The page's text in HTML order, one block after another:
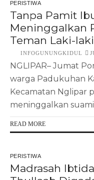
PERISTIWA
Tanpa Pamit
Meninggalkan
Teman Laki-
INFOGUNUNGKIDUL
NGLIPAR– Jumat
warga Padukuhan
Kecamatan Nglipar
meninggalkan suami
READ MORE
PERISTIWA
Madrasah